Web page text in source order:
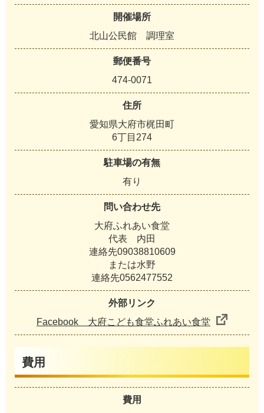
開催場所
北山公民館 調理室
郵便番号
474-0071
住所
愛知県大府市梶田町
6丁目274
駐車場の有無
有り
問い合わせ先
大府ふれあい食堂
代表 内田
連絡先09038810609
または水野
連絡先0562477552
外部リンク
Facebook 大府こども食堂ふれあい食堂
費用
費用